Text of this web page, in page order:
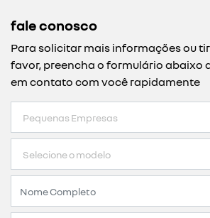
fale conosco
Para solicitar mais informações ou
favor, preencha o formulário abaixo
em contato com você rapidamente